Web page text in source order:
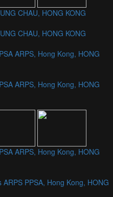
CHAU, HONG KONG
CHAU, HONG KONG
ARPS, Hong Kong, HONG
ARPS, Hong Kong, HONG
ARPS, Hong Kong, HONG
ARPS PPSA, Hong Kong, HONG